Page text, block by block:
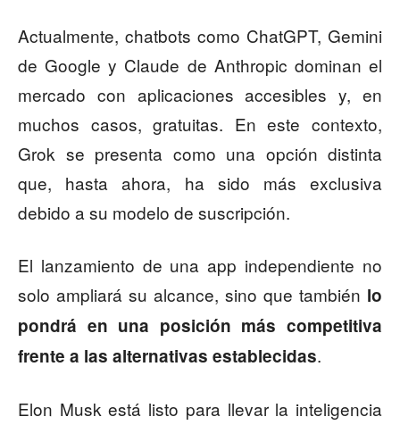
Actualmente, chatbots como ChatGPT, Gemini
de Google y Claude de Anthropic dominan el
mercado con aplicaciones accesibles y, en
muchos casos, gratuitas. En este contexto,
Grok se presenta como una opción distinta
que, hasta ahora, ha sido más exclusiva
debido a su modelo de suscripción.
El lanzamiento de una app independiente no
solo ampliará su alcance, sino que también lo
pondrá en una posición más competitiva
frente a las alternativas establecidas.
Elon Musk está listo para llevar la inteligencia